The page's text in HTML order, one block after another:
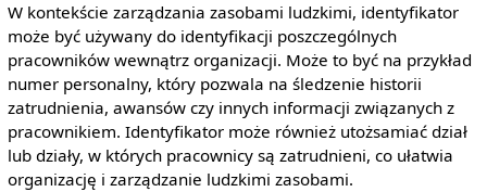
W kontekście zarządzania zasobami ludzkimi, identyfikator
może być używany do identyfikacji poszczególnych
pracowników wewnątrz organizacji. Może to być na przykład
numer personalny, który pozwala na śledzenie historii
zatrudnienia, awansów czy innych informacji związanych z
pracownikiem. Identyfikator może również utożsamiać dział
lub działy, w których pracownicy są zatrudnieni, co ułatwia
organizację i zarządzanie ludzkimi zasobami.